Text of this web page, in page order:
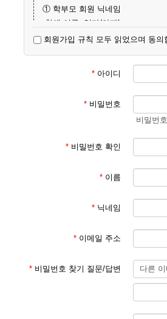
① 학부모 회원 닉네임
- 학생 이름+엄마(아빠)
- 닉네임 중복 시 학생 성과 이름+엄
3. 회원 이메일은 입학원서에 기재
회원 가입 후 회원 승인에 평균 1일이
회원 가입 규칙을 지키지 않은 경우
한글학교 회원이 아닌 분들이 특정
주시기 바랍니다.
본교 홈페이지를 이용해 주셔서 감사
파리한글학교 홈페이지 관리자
회원가입 규칙 모두 읽었으며 동의
* 아이디
* 비밀번호
비밀번
* 비밀번호 확인
* 이름
* 닉네임
* 이메일 주소
* 비밀번호 찾기 질문/답변